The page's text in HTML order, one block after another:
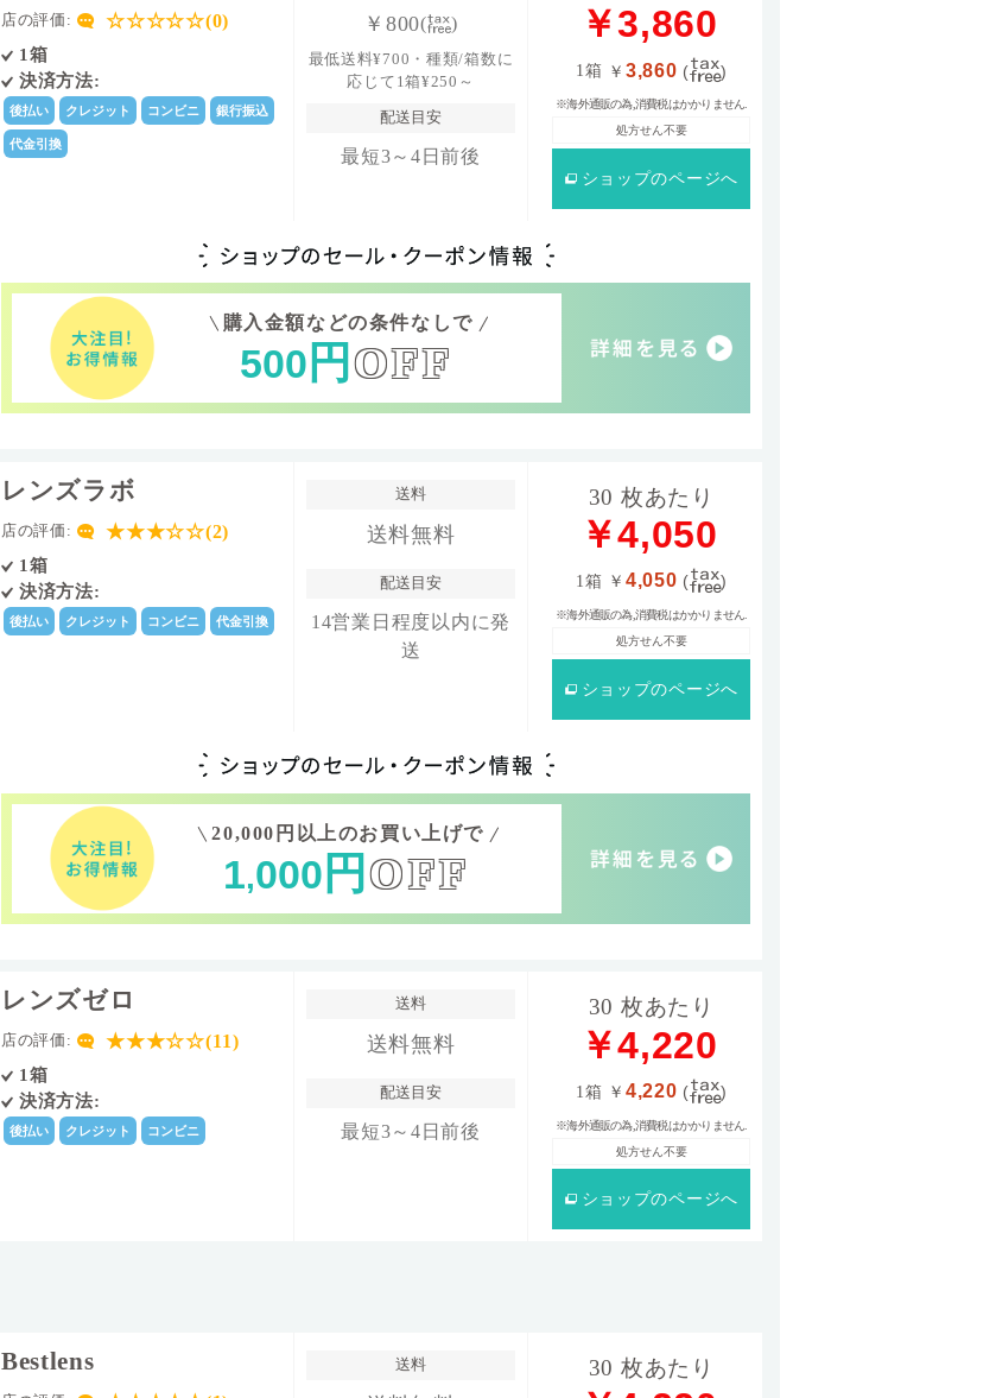
店の評価: ☆☆☆☆☆(0)
1箱
決済方法:
後払い クレジット コンビニ 銀行振込
代金引換
購入金額などの条件なしで
500 円 OFF
￥800( )
最低送料¥700・種類/箱数に
応じて1箱¥250～
配送目安
最短3～4日前後
￥3,860
1箱 ￥ 3,860 ( )
※海外通販の為,消費税はかかりません.
処方せん不要
ショップのページへ
レンズラボ
店の評価: ★★★☆☆(2)
1箱
決済方法:
後払い クレジット コンビニ 代金引換
20,000円以上のお買い上げで
1,000 円 OFF
送料
送料無料
配送目安
14営業日程度以内に発
送
30 枚あたり
￥4,050
1箱 ￥ 4,050 ( )
※海外通販の為,消費税はかかりません.
処方せん不要
ショップのページへ
レンズゼロ
店の評価: ★★★☆☆(11)
1箱
決済方法:
後払い クレジット コンビニ
送料
送料無料
配送目安
最短3～4日前後
30 枚あたり
￥4,220
1箱 ￥ 4,220 ( )
※海外通販の為,消費税はかかりません.
処方せん不要
ショップのページへ
Bestlens 送料 30 枚あたり